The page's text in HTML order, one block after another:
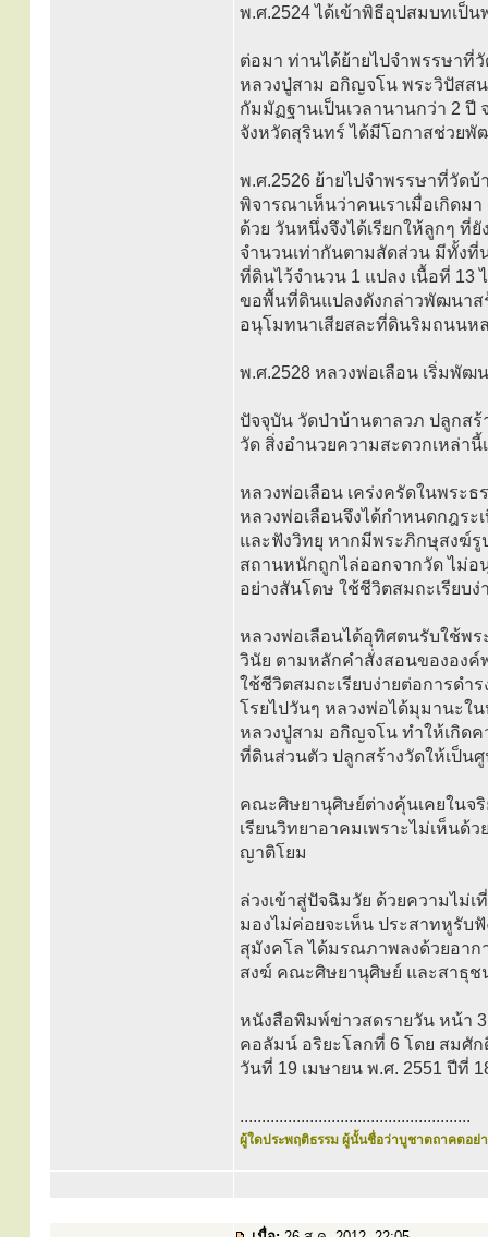
พ.ศ.2524 ได้เข้าพิธีอุปสมบทเ
ต่อมา ท่านได้ย้ายไปจำพรรษาที่
หลวงปู่สาม อกิญจโน พระวิปัสส
กัมมัฏฐานเป็นเวลานานกว่า 2
จังหวัดสุรินทร์ ได้มีโอกาสช่วยพั
พ.ศ.2526 ย้ายไปจำพรรษาที่วัด
พิจารณาเห็นว่าคนเราเมื่อเกิด
ด้วย วันหนึ่งจึงได้เรียกให้ลูกๆ
จำนวนเท่ากันตามสัดส่วน มีทั้ง
ที่ดินไว้จำนวน 1 แปลง เนื้อที่ 13
ขอพื้นที่ดินแปลงดังกล่าวพัฒนาส
อนุโมทนาเสียสละที่ดินริมถนนห
พ.ศ.2528 หลวงพ่อเลือน เริ่มพั
ปัจจุบัน วัดป่าบ้านตาลวภ ปลูกสร้
วัด สิ่งอำนวยความสะดวกเหล่า
หลวงพ่อเลือน เคร่งครัดในพระ
หลวงพ่อเลือนจึงได้กำหนดกฎร
และฟังวิทยุ หากมีพระภิกษุสงฆ์รู
สถานหนักถูกไล่ออกจากวัด ไม่อ
อย่างสันโดษ ใช้ชีวิตสมถะเรียบ
หลวงพ่อเลือนได้อุทิศตนรับใช้พ
วินัย ตามหลักคำสั่งสอนขององค์
ใช้ชีวิตสมถะเรียบง่ายต่อการดำ
โรยไปวันๆ หลวงพ่อได้มุมานะใ
หลวงปู่สาม อกิญจโน ทำให้เกิด
ที่ดินส่วนตัว ปลูกสร้างวัดให้เป็น
คณะศิษยานุศิษย์ต่างคุ้นเคยในจ
เรียนวิทยาอาคมเพราะไม่เห็นด้
ญาติโยม
ล่วงเข้าสู่ปัจฉิมวัย ด้วยความไม่
มองไม่ค่อยจะเห็น ประสาทหูรับ
สุมังคโล ได้มรณภาพลงด้วยอาก
สงฆ์ คณะศิษยานุศิษย์ และสาธุช
หนังสือพิมพ์ข่าวสดรายวัน หน้า
คอลัมน์ อริยะโลกที่ 6 โดย สมศัก
วันที่ 19 เมษายน พ.ศ. 2551 ปีที่
.....................................................
ผู้ใดประพฤติธรรม ผู้นั้นชื่อว่าบูชาตถาคตอย่า